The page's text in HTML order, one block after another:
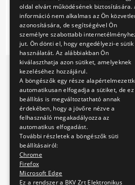
TOVÁBBI
oldal elvárt működésének biztosítására.
információ nem alkalmas az Ön
azonosítására, de segítségével Ön
személyre szabottabb
jut. Ön dönti el, hogy engedélyezi-e sütik
használatát. Az alábbiakban Ön
kiválaszthatja azon sütiket, amelyeknek
kezeléséhez hozzájárul.
A böngészők egy része
automatikusan elfogadja a sütiket, de ez
beállítás is megváltoztatható annak
érdekében, hogy a jövőre nézve a
felhasználó megakadályozza az
automatikus elfogadást.
További részletek a böngészők süti
beállításairól:
Chrome
Firefox
Microsoft Edge
Ez a rendszer a BKV Zrt Elektronikus